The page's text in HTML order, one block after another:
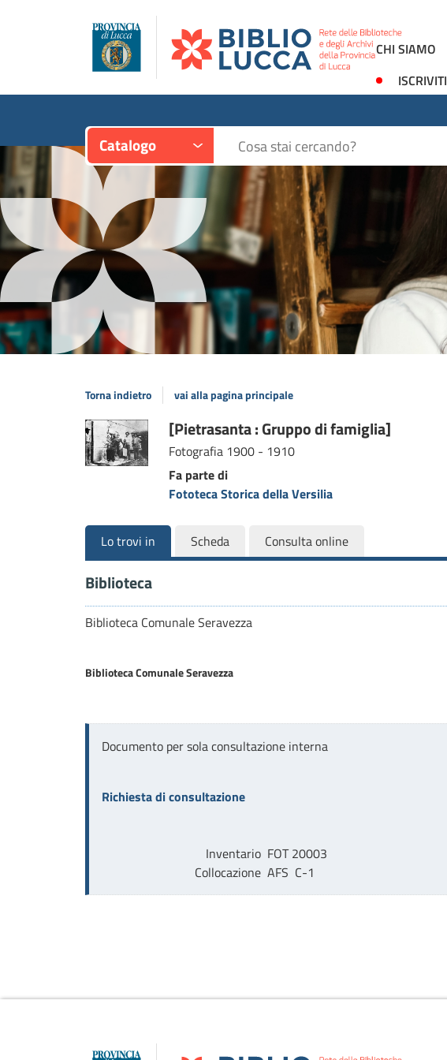
CHI SIAMO
ISCRIVITI
Catalogo Cerca su "Catalogo"
Torna indietro vai alla pagina principale
Dettaglio
del
documento
[Pietrasanta : Gruppo di famiglia]
Fotografia 1900 - 1910
Fa parte di
Fototeca Storica della Versilia
Lo trovi in Scheda Consulta online
Biblioteca
Biblioteca Comunale Seravezza
Biblioteca Comunale Seravezza
Documento per sola consultazione interna
Richiesta di consultazione
Inventario FOT 20003
Collocazione AFS  C-1